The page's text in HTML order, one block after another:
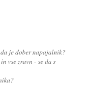
je dober napajalnik?
vse zravn - se da s